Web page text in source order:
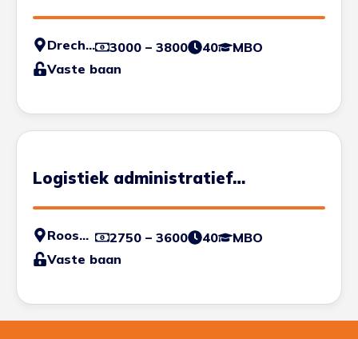
Medewerker
Drechtsteden 3000 – 3800 40
MBO
Vaste baan
Logistiek administratief
medewerker
Roosendaal 2750 – 3600 40
MBO
Vaste baan